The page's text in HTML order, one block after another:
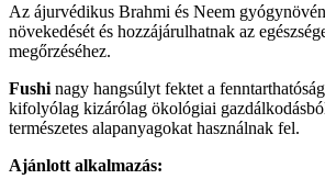
Az ájurvédikus Brahmi és Neem
növekedését és hozzájárulhatnak az
megőrzéséhez.
Fushi nagy hangsúlyt fektet a
kifolyólag kizárólag ökológiai
természetes alapanyagokat használnak fel.
Ajánlott alkalmazás: